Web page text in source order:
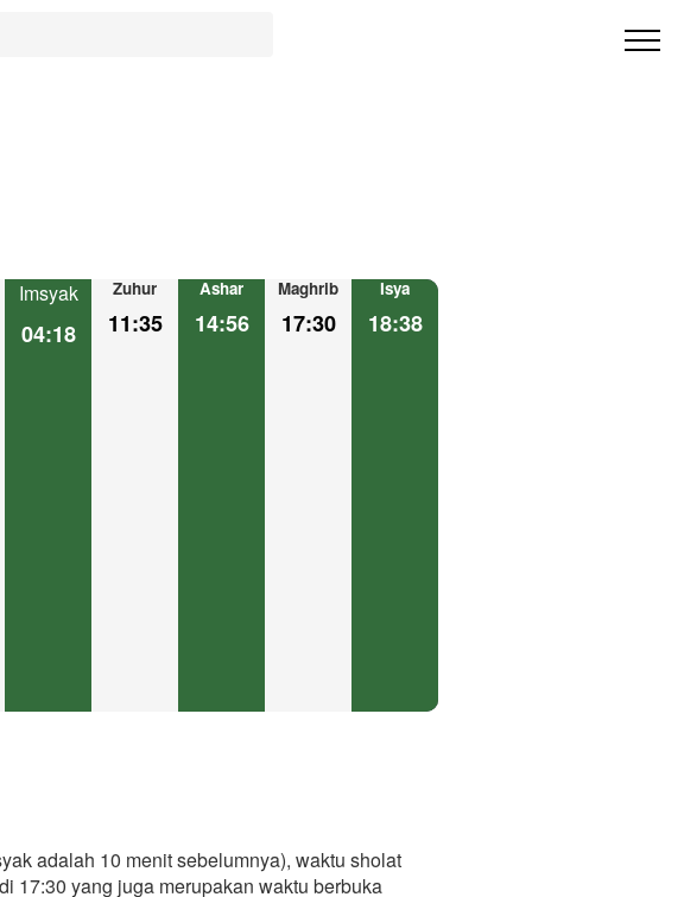
Imsyak
04:18
Zuhur
11:35
Ashar
14:56
Maghrib
17:30
Isya
18:38
adalah 10 menit sebelumnya), waktu sholat
17:30 yang juga merupakan waktu berbuka